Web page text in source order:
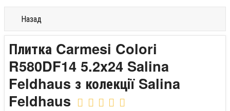
Назад
Плитка Carmesi Colori
R580DF14 5.2x24 Salina
Feldhaus з колекції Salina
Feldhaus